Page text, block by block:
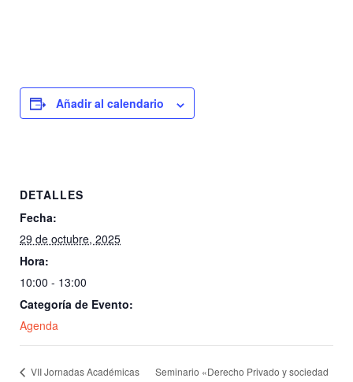
Añadir al calendario
DETALLES
Fecha:
29 de octubre, 2025
Hora:
10:00 - 13:00
Categoría de Evento:
Agenda
VII Jornadas Académicas
Seminario «Derecho Privado y sociedad